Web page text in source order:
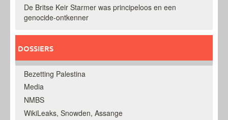
De Britse Keir Starmer was principeloos en een
genocide-ontkenner
DOSSIERS
Bezetting Palestina
Media
NMBS
WikiLeaks, Snowden, Assange